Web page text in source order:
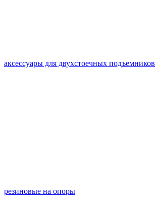
аксессуары для двухстоечных подъемников
резиновые на опоры